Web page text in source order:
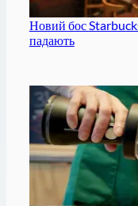
Новий бос
падають